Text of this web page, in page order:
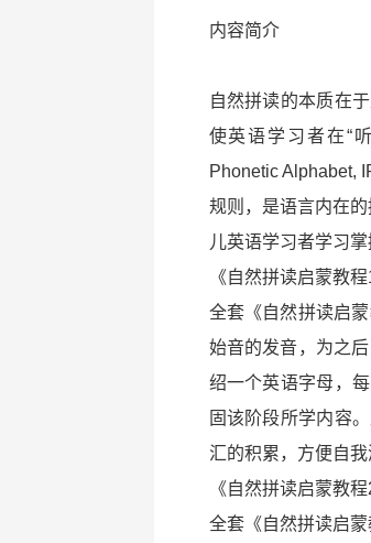
内容简介
自然拼读的本质在
使英语学习者在“
Phonetic Alphabet,
规则，是语言内在
儿英语学习者学习掌
《自然拼读启蒙教程
全套《自然拼读启
始音的发音，为之
绍一个英语字母，
固该阶段所学内容
汇的积累，方便自我
《自然拼读启蒙教程
全套《自然拼读启